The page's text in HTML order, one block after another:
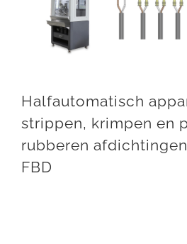
Halfautomatisch
strippen, krimpen en
rubberen
FBD